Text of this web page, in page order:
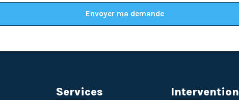
Envoyer ma demande
Services Intervention